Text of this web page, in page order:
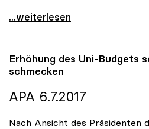
uniko zu
...weiterlesen
Erhöhung des Uni-Budgets
schmecken
APA 6.7.2017
Nach Ansicht des Präsidenten